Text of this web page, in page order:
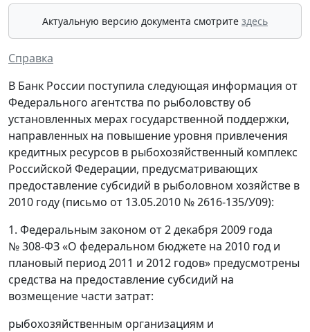
Актуальную версию документа смотрите здесь
Справка
В Банк России поступила следующая информация от
Федерального агентства по рыболовству об
установленных мерах государственной поддержки,
направленных на повышение уровня привлечения
кредитных ресурсов в рыбохозяйственный комплекс
Российской Федерации, предусматривающих
предоставление субсидий в рыболовном хозяйстве в
2010 году (письмо от 13.05.2010 № 2616-135/У09):
1. Федеральным законом от 2 декабря 2009 года
№ 308-ФЗ «О федеральном бюджете на 2010 год и
плановый период 2011 и 2012 годов» предусмотрены
средства на предоставление субсидий на
возмещение части затрат:
рыбохозяйственным организациям и